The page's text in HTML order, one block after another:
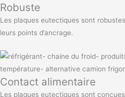
Robuste
Les plaques eutectiques sont
leurs points d’ancrage.
Contact alimentaire
Les plaques eutectiques sont